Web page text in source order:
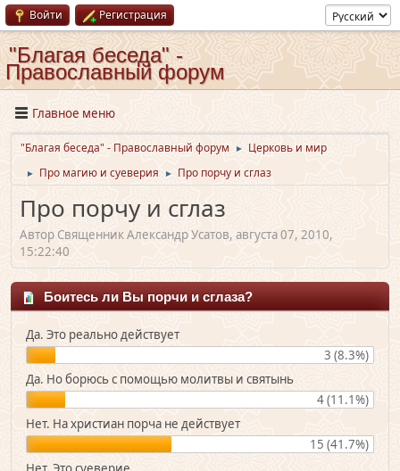
Войти Регистрация
"Благая беседа" -
Православный форум
Главное меню
"Благая беседа" - Православный форум ► Церковь и мир
► Про магию и суеверия ► Про порчу и сглаз
Про порчу и сглаз
Автор Священник Александр Усатов, августа 07, 2010,
15:22:40
Боитесь ли Вы порчи и сглаза?
Да. Это реально действует
3 (8.3%)
Да. Но борюсь с помощью молитвы и святынь
4 (11.1%)
Нет. На христиан порча не действует
15 (41.7%)